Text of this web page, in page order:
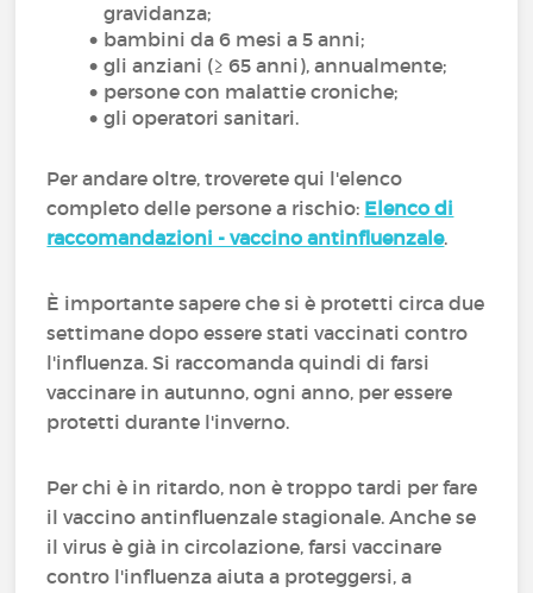
gravidanza;
bambini da 6 mesi a 5 anni;
gli anziani (≥ 65 anni), annualmente;
persone con malattie croniche;
gli operatori sanitari.
Per andare oltre, troverete qui l'elenco
completo delle persone a rischio: Elenco di
raccomandazioni - vaccino antinfluenzale.
È importante sapere che si è protetti circa due
settimane dopo essere stati vaccinati contro
l'influenza. Si raccomanda quindi di farsi
vaccinare in autunno, ogni anno, per essere
protetti durante l'inverno.
Per chi è in ritardo, non è troppo tardi per fare
il vaccino antinfluenzale stagionale. Anche se
il virus è già in circolazione, farsi vaccinare
contro l'influenza aiuta a proteggersi, a